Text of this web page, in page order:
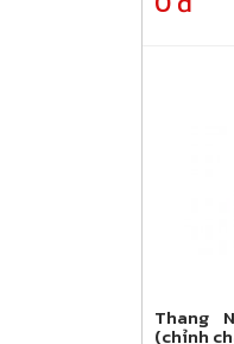
Thang
(chỉnh